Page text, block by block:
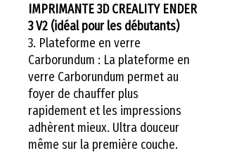
IMPRIMANTE 3D CREALITY ENDER
3 V2 (idéal pour les débutants)
3. Plateforme en verre
Carborundum : La plateforme en
verre Carborundum permet au
foyer de chauffer plus
rapidement et les impressions
adhèrent mieux. Ultra douceur
même sur la première couche.